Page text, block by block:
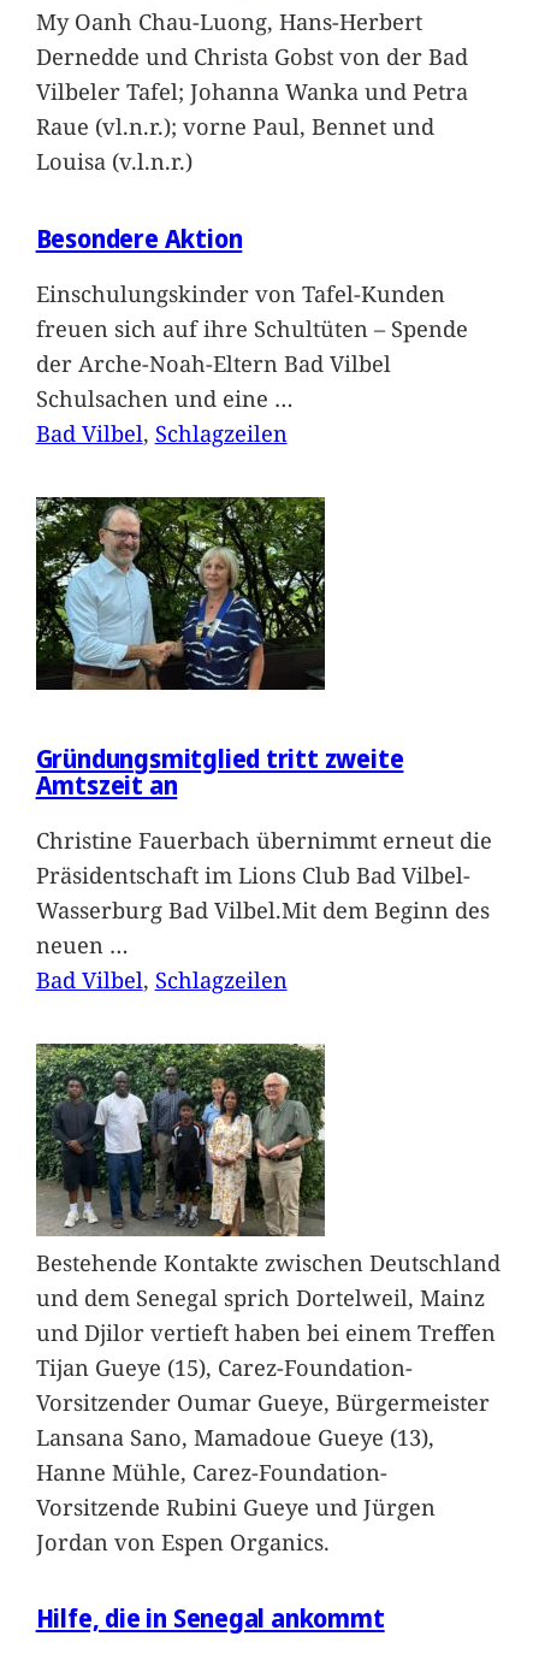
My Oanh Chau-Luong, Hans-Herbert
Dernedde und Christa Gobst von der Bad
Vilbeler Tafel; Johanna Wanka und Petra
Raue (vl.n.r.); vorne Paul, Bennet und
Louisa (v.l.n.r.)
Besondere Aktion
Einschulungskinder von Tafel-Kunden
freuen sich auf ihre Schultüten – Spende
der Arche-Noah-Eltern Bad Vilbel
Schulsachen und eine …
Bad Vilbel, Schlagzeilen
Gründungsmitglied tritt zweite
Amtszeit an
Christine Fauerbach übernimmt erneut die
Präsidentschaft im Lions Club Bad Vilbel-
Wasserburg Bad Vilbel.Mit dem Beginn des
neuen …
Bad Vilbel, Schlagzeilen
Bestehende Kontakte zwischen Deutschland
und dem Senegal sprich Dortelweil, Mainz
und Djilor vertieft haben bei einem Treffen
Tijan Gueye (15), Carez-Foundation-
Vorsitzender Oumar Gueye, Bürgermeister
Lansana Sano, Mamadoue Gueye (13),
Hanne Mühle, Carez-Foundation-
Vorsitzende Rubini Gueye und Jürgen
Jordan von Espen Organics.
Hilfe, die in Senegal ankommt